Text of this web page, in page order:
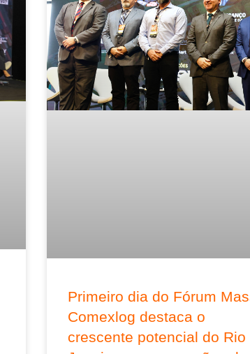
Primeiro dia do Fórum
Comexlog destaca o
crescente potencial do Rio